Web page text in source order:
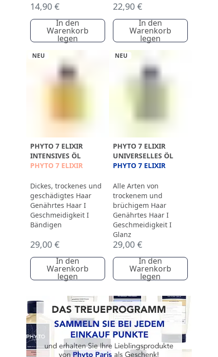
14,90 €
In den
Warenkorb
legen
22,90 €
In den
Warenkorb
legen
NEU
PHYTO 7 ELIXIR
INTENSIVES ÖL
PHYTO 7 ELIXIR
Dickes, trockenes und
geschädigtes Haar
Genährtes Haar I
Geschmeidigkeit I
Bändigen
29,00 €
In den
Warenkorb
legen
NEU
PHYTO 7 ELIXIR
UNIVERSELLES ÖL
PHYTO 7 ELIXIR
Alle Arten von
trockenem und
brüchigem Haar
Genährtes Haar I
Geschmeidigkeit I
Glanz
29,00 €
In den
Warenkorb
legen